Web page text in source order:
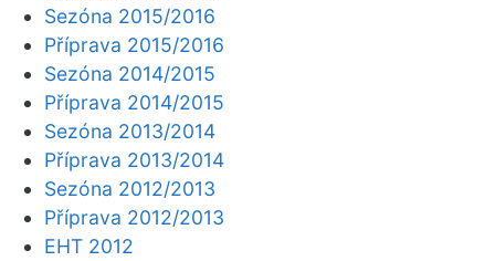
Sezóna 2015/2016
Příprava 2015/2016
Sezóna 2014/2015
Příprava 2014/2015
Sezóna 2013/2014
Příprava 2013/2014
Sezóna 2012/2013
Příprava 2012/2013
EHT 2012